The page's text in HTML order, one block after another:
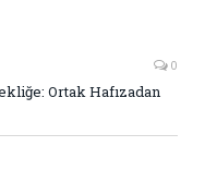
0
Ortak Hafızadan